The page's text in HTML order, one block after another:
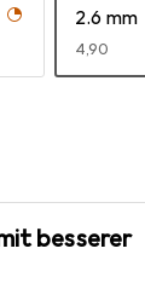
2.6 mm
EUR
4,90
besserer